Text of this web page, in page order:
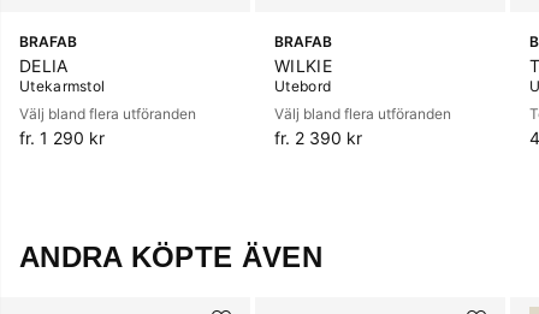
BRAFAB
DELIA
Utekarmstol
Välj bland flera utföranden
fr. 1 290 kr
BRAFAB
WILKIE
Utebord
Välj bland flera utföranden
fr. 2 390 kr
ANDRA KÖPTE ÄVEN